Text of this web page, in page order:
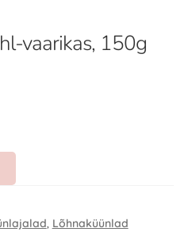
vaarikas, 150g
, Lõhnaküünlad